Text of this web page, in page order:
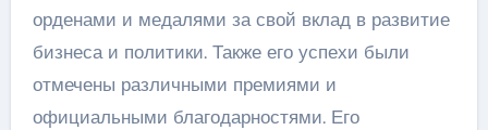
орденами и медалями за свой вклад в развитие
бизнеса и политики. Также его успехи были
отмечены различными премиями и
официальными благодарностями. Его